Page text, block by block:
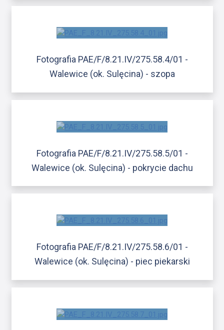
Fotografia PAE/F/8.21.IV/275.58.4/01 -
Walewice (ok. Sulęcina) - szopa
Fotografia PAE/F/8.21.IV/275.58.5/01 -
Walewice (ok. Sulęcina) - pokrycie dachu
Fotografia PAE/F/8.21.IV/275.58.6/01 -
Walewice (ok. Sulęcina) - piec piekarski